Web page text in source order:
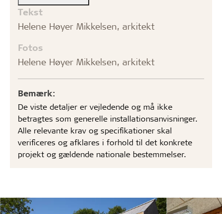
Tekst
Helene Høyer Mikkelsen, arkitekt
Fotos
Helene Høyer Mikkelsen, arkitekt
Bemærk:
De viste detaljer er vejledende og må ikke
betragtes som generelle installationsanvisninger.
Alle relevante krav og specifikationer skal
verificeres og afklares i forhold til det konkrete
projekt og gældende nationale bestemmelser.